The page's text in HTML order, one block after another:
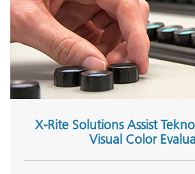
X-Rite Solutions Assist
Visual Color